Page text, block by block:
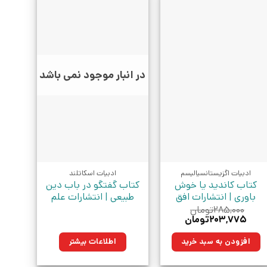
ادبیات اگزیستانسیالیسم
کتاب کاندید یا خوش
باوری | انتشارات افق
۲۸۵,۰۰۰تومان
قیمت
۲۸۵,۰۰۰تومان
بود.
۲۰۳,۷۷۵تومانقیمت
۲۰۳,۷۷۵تومان.افزودن به سبد خرید
در انبار موجود نمی باشد
ادبیات اسکاتلند
کتاب گفتگو در باب دین
طبیعی | انتشارات علم
اطلاعات بیشتر